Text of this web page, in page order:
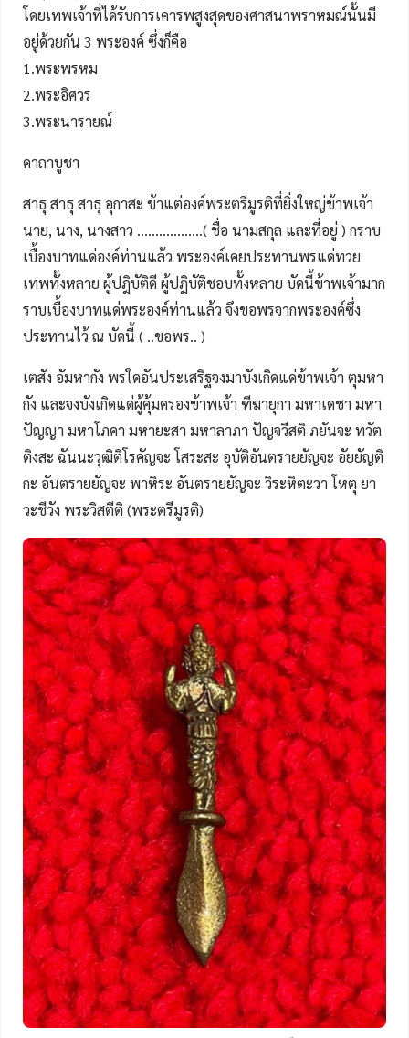
โดยเทพเจ้าที่ได้รับการเคารพสูงสุดของศาสนาพราหมณ์นั้นมี
อยู่ด้วยกัน 3 พระองค์ ซึ่งก็คือ
1.พระพรหม
2.พระอิศวร
3.พระนารายณ์
คาถาบูชา
สาธุ สาธุ สาธุ อุกาสะ ข้าแต่องค์พระตรีมูรติที่ยิ่งใหญ่ข้าพเจ้า
นาย, นาง, นางสาว ..................( ชื่อ นามสกุล และที่อยู่ ) กราบ
เบื้องบาทแด่องค์ท่านแล้ว พระองค์เคยประทานพรแด่ทวย
เทพทั้งหลาย ผู้ปฎิบัติดี ผู้ปฎิบัติชอบทั้งหลาย บัดนี้ข้าพเจ้ามาก
ราบเบื้องบาทแด่พระองค์ท่านแล้ว จึงขอพรจากพระองค์ซึ่ง
ประทานไว้ ณ บัดนี้ ( ..ขอพร.. )
เตสัง อัมหากัง พรใดอันประเสริฐจงมาบังเกิดแด่ข้าพเจ้า ตุมหา
กัง และจงบังเกิดแด่ผู้คุ้มครองข้าพเจ้า ฑีฆายุกา มหาเดชา มหา
ปัญญา มหาโภคา มหายะสา มหาลาภา ปัญจวีสติ ภยันจะ ทวัต
ติงสะ ฉันนะวุฒิติโรคัญจะ โสระสะ อุบัติอันตรายยัญจะ อัยยัญติ
กะ อันตรายยัญจะ พาหิระ อันตรายยัญจะ วิระหิตะวา โหตุ ยา
วะชีวัง พระวิสตีติ (พระตรีมูรติ)